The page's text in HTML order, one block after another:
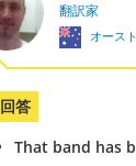
翻訳家
オース
回答
That band has